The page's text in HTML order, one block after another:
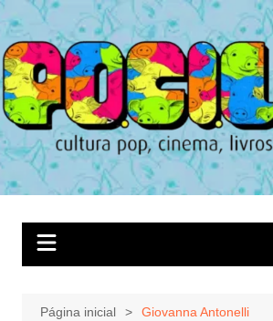
Ir
para
o
conteúdo
Página inicial Giovanna Antonelli